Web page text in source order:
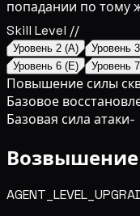
попадании по тому
Skill Level //
Уровень 2 (A) Уровень
Уровень 6 (E)
Уровень
Повышение силы
Базовое
Базовая сила атаки-
Возвышение